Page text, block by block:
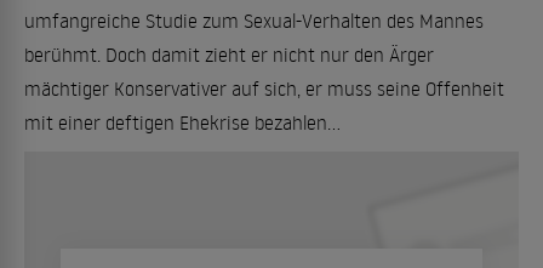
umfangreiche Studie zum Sexual-Verhalten des Mannes
berühmt. Doch damit zieht er nicht nur den Ärger
mächtiger Konservativer auf sich, er muss seine Offenheit
mit einer deftigen Ehekrise bezahlen...